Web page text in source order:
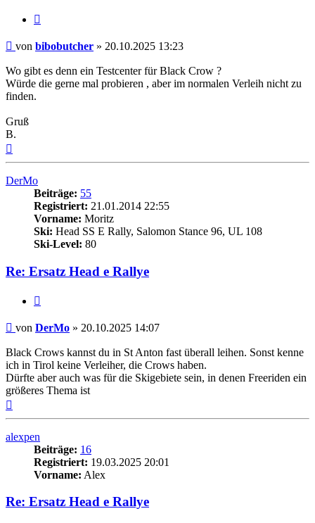
Beitrag
von bibobutcher » 20.10.2025 13:23
Wo gibt es denn ein Testcenter für Black Crow ?
Würde die gerne mal probieren , aber im normalen Verleih nicht zu
finden.
Gruß
B.
DerMo
Beiträge: 55
Registriert: 21.01.2014 22:55
Vorname: Moritz
Ski: Head SS E Rally, Salomon Stance 96, UL 108
Ski-Level: 80
Re: Ersatz Head e Rallye
Beitrag
von DerMo » 20.10.2025 14:07
Black Crows kannst du in St Anton fast überall leihen. Sonst kenne
ich in Tirol keine Verleiher, die Crows haben.
Dürfte aber auch was für die Skigebiete sein, in denen Freeriden ein
größeres Thema ist
alexpen
Beiträge: 16
Registriert: 19.03.2025 20:01
Vorname: Alex
Re: Ersatz Head e Rallye